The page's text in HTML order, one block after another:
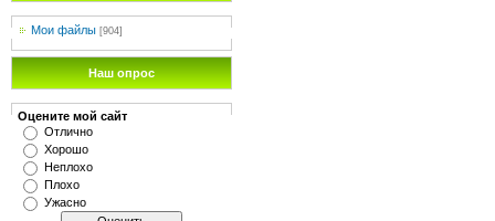
Мои файлы [904]
Наш опрос
Оцените мой сайт
Отлично
Хорошо
Неплохо
Плохо
Ужасно